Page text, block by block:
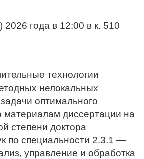
2026 года в 12:00 в к. 510
технологии
нелокальных
оптимального
материалам диссертации на
степени доктора
по специальности 2.3.1 —
управление и обработка